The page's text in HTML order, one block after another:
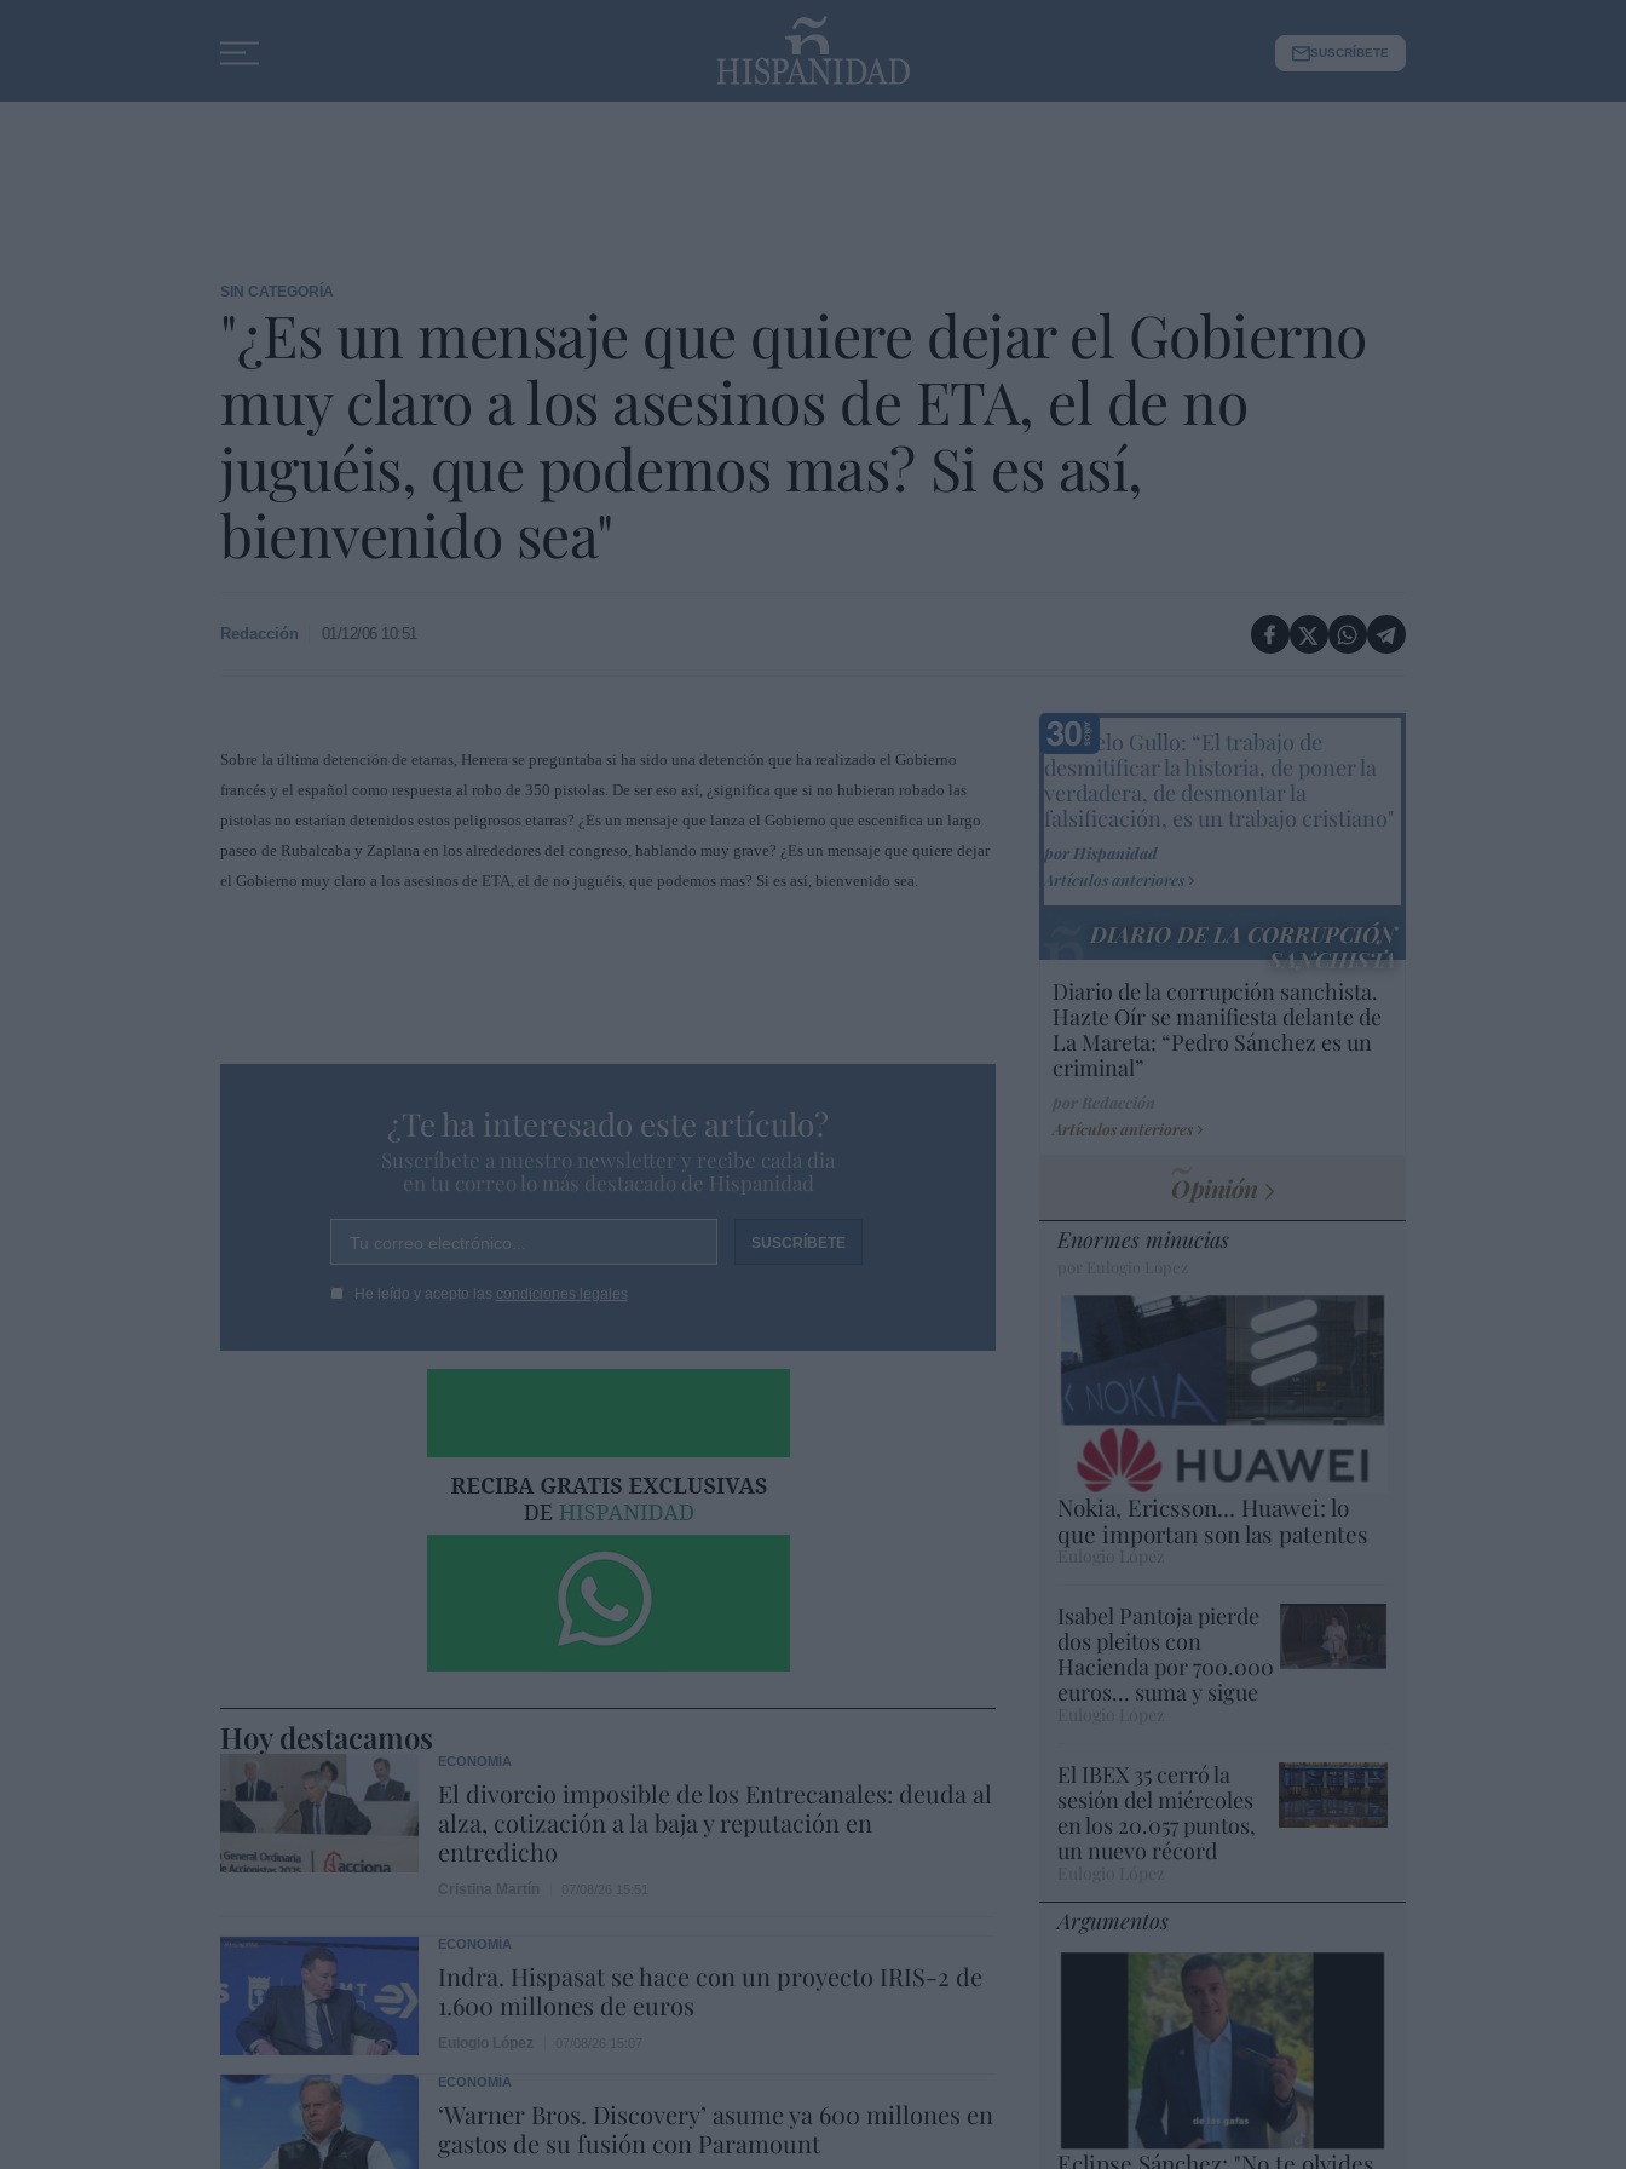
SUSCRÍBETE
SIN CATEGORÍA
"¿Es un mensaje que quiere dejar el Gobierno
muy claro a los asesinos de ETA, el de no
juguéis, que podemos mas? Si es así,
bienvenido sea"
Redacción 01/12/06 10:51
Sobre la última detención de etarras, Herrera se preguntaba si ha sido una detención que ha realizado el Gobierno
francés y el español como respuesta al robo de 350 pistolas. De ser eso así, ¿significa que si no hubieran robado las
pistolas no estarían detenidos estos peligrosos etarras? ¿Es un mensaje que lanza el Gobierno que escenifica un largo
paseo de Rubalcaba y Zaplana en los alrededores del congreso, hablando muy grave? ¿Es un mensaje que quiere dejar
el Gobierno muy claro a los asesinos de ETA, el de no juguéis, que podemos mas? Si es así, bienvenido sea.
¿Te ha interesado este artículo?
Suscríbete a nuestro newsletter y recibe cada dia
en tu correo lo más destacado de Hispanidad
Tu correo electrónico...
He leído y acepto las condiciones legales
Hoy destacamos
ECONOMÍA
El divorcio imposible de los Entrecanales: deuda al
alza, cotización a la baja y reputación en
entredicho
ECONOMÍA
Indra. Hispasat se hace con un proyecto IRIS-2 de
1.600 millones de euros
ECONOMÍA
‘Warner Bros. Discovery’ asume ya 600 millones en
gastos de su fusión con Paramount
Marcelo Gullo: “El trabajo de
desmitificar la historia, de poner la
verdadera, de desmontar la
falsificación, es un trabajo cristiano"
por Hispanidad
Artículos anteriores
DIARIO DE LA CORRUPCIÓN
SANCHISTA
Diario de la corrupción sanchista.
Hazte Oír se manifiesta delante de
La Mareta: “Pedro Sánchez es un
criminal”
Artículos anteriores
Opinión
Enormes minucias
Nokia, Ericsson... Huawei: lo
que importan son las patentes
Eulogio López
Isabel Pantoja pierde
dos pleitos con
Hacienda por 700.000
euros... suma y sigue
El IBEX 35 cerró la
sesión del miércoles
en los 20.057 puntos,
un nuevo récord
Argumentos